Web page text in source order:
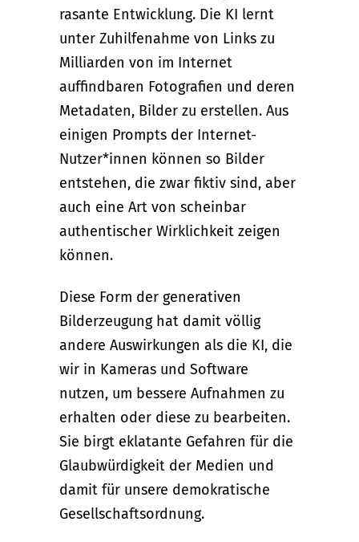
rasante Entwicklung. Die KI lernt
unter Zuhilfenahme von Links zu
Milliarden von im Internet
auffindbaren Fotografien und deren
Metadaten, Bilder zu erstellen. Aus
einigen Prompts der Internet-
Nutzer*innen können so Bilder
entstehen, die zwar fiktiv sind, aber
auch eine Art von scheinbar
authentischer Wirklichkeit zeigen
können.
Diese Form der generativen
Bilderzeugung hat damit völlig
andere Auswirkungen als die KI, die
wir in Kameras und Software
nutzen, um bessere Aufnahmen zu
erhalten oder diese zu bearbeiten.
Sie birgt eklatante Gefahren für die
Glaubwürdigkeit der Medien und
damit für unsere demokratische
Gesellschaftsordnung.